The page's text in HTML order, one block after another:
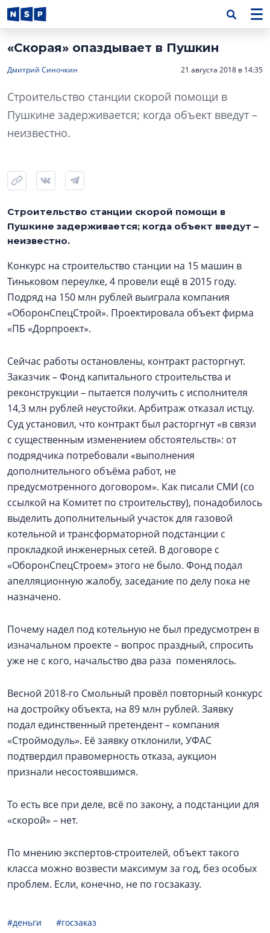
«Скорая» опаздывает в Пушкин
Дмитрий Синочкин 21 августа 2018 в 14:35
Строительство станции скорой помощи в
Пушкине задерживается; когда объект введут –
неизвестно.
Строительство станции скорой помощи в
Пушкине задерживается; когда объект введут –
неизвестно.
Конкурс на строительство станции на 15 машин в
Тиньковом переулке, 4 провели ещё в 2015 году.
Подряд на 150 млн рублей выиграла компания
«ОборонСпецСтрой». Проектировала объект фирма
«ПБ «Дорпроект».
Сейчас работы остановлены, контракт расторгнут.
Заказчик – Фонд капитального строительства и
реконструкции – пытается получить с исполнителя
14,3 млн рублей неустойки. Арбитраж отказал истцу.
Суд установил, что контракт был расторгнут «в связи
с существенным изменением обстоятельств»: от
подрядчика потребовали «выполнения
дополнительного объёма работ, не
предусмотренного договором». Как писали СМИ (со
ссылкой на Комитет по строительству), понадобилось
выделить дополнительный участок для газовой
котельной и трансформаторной подстанции с
прокладкой инженерных сетей. В договоре с
«ОборонСпецСтроем» этого не было. Фонд подал
апелляционную жалобу, заседание по делу пока не
назначено.
Почему надел под котельную не был предусмотрен в
изначальном проекте – вопрос праздный, спросить
уже не с кого, начальство два раза поменялось.
Весной 2018-го Смольный провёл повторный конкурс
на достройку объекта, на 89 млн рублей. Заявку
подал единственный претендент – компания
«Строймодуль». Её заявку отклонили, УФАС
подтвердил правомерность отказа, аукцион
признали несостоявшимся.
То есть все при деле, всё по закону, а подстанции для
«скорой» – нет.
По мнению экспертов-строителей, объект такого
класса можно возвести максимум за год, без особых
проблем. Если, конечно, не по госзаказу.
#деньги #госзаказ